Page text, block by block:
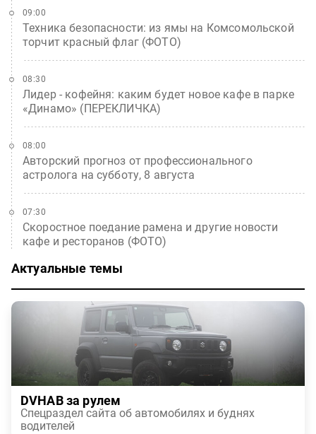
Техника безопасности: из ямы на Комсомольской
торчит красный флаг (ФОТО)
09:00
Лидер - кофейня: каким будет новое кафе в парке
«Динамо» (ПЕРЕКЛИЧКА)
08:30
Авторский прогноз от профессионального
астролога на субботу, 8 августа
08:00
Скоростное поедание рамена и другие новости
кафе и ресторанов (ФОТО)
07:30
Актуальные темы
DVHAB за рулем
Спецраздел сайта об автомобилях и буднях
водителей